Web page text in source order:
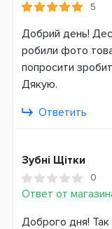
5
Добрий день!
робили фото
попросити
Дякую.
Ответить
Зубні Щітки
0
Ответ от
Доброго дня!